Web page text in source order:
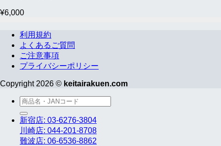
¥6,000
利用規約
よくあるご質問
ご注意事項
プライバシーポリシー
Copyright 2026 © keitairakuen.com
検
索
対
象:
新宿店: 03-6276-3804
川崎店: 044-201-8708
難波店: 06-6536-8862